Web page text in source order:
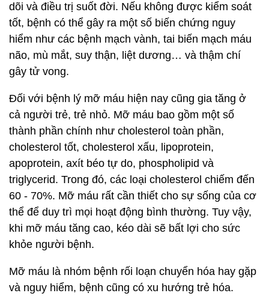
dõi và điều trị suốt đời. Nếu không được kiểm soát
tốt, bệnh có thể gây ra một số biến chứng nguy
hiểm như các bệnh mạch vành, tai biến mạch máu
não, mù mắt, suy thận, liệt dương… và thậm chí
gây tử vong.
Đối với bệnh lý mỡ máu hiện nay cũng gia tăng ở
cả người trẻ, trẻ nhỏ. Mỡ máu bao gồm một số
thành phần chính như cholesterol toàn phần,
cholesterol tốt, cholesterol xấu, lipoprotein,
apoprotein, axít béo tự do, phospholipid và
triglycerid. Trong đó, các loại cholesterol chiếm đến
60 - 70%. Mỡ máu rất cần thiết cho sự sống của cơ
thể để duy trì mọi hoạt động bình thường. Tuy vậy,
khi mỡ máu tăng cao, kéo dài sẽ bất lợi cho sức
khỏe người bệnh.
Mỡ máu là nhóm bệnh rối loạn chuyển hóa hay gặp
và nguy hiểm, bệnh cũng có xu hướng trẻ hóa.